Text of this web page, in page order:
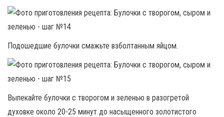
Подошедшие булочки смажьте взболтанным яйцом.
Выпекайте булочки с творогом и зеленью в разогретой
духовке около 20-25 минут до насыщенного золотистого